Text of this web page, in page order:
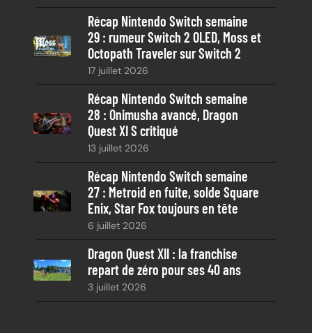
Récap Nintendo Switch semaine
29 : rumeur Switch 2 OLED, Moss et
Octopath Traveler sur Switch 2
17 juillet 2026
Récap Nintendo Switch semaine
28 : Onimusha avancé, Dragon
Quest XI S critiqué
13 juillet 2026
Récap Nintendo Switch semaine
27 : Metroid en fuite, solde Square
Enix, Star Fox toujours en tête
6 juillet 2026
Dragon Quest XII : la franchise
repart de zéro pour ses 40 ans
3 juillet 2026